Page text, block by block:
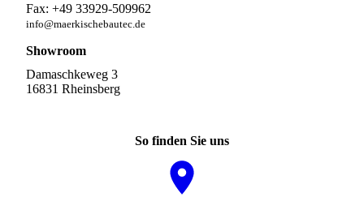
Fax: +49 33929-509962
info@maerkischebautec.de
Showroom
Damaschkeweg 3
16831 Rheinsberg
So finden Sie uns